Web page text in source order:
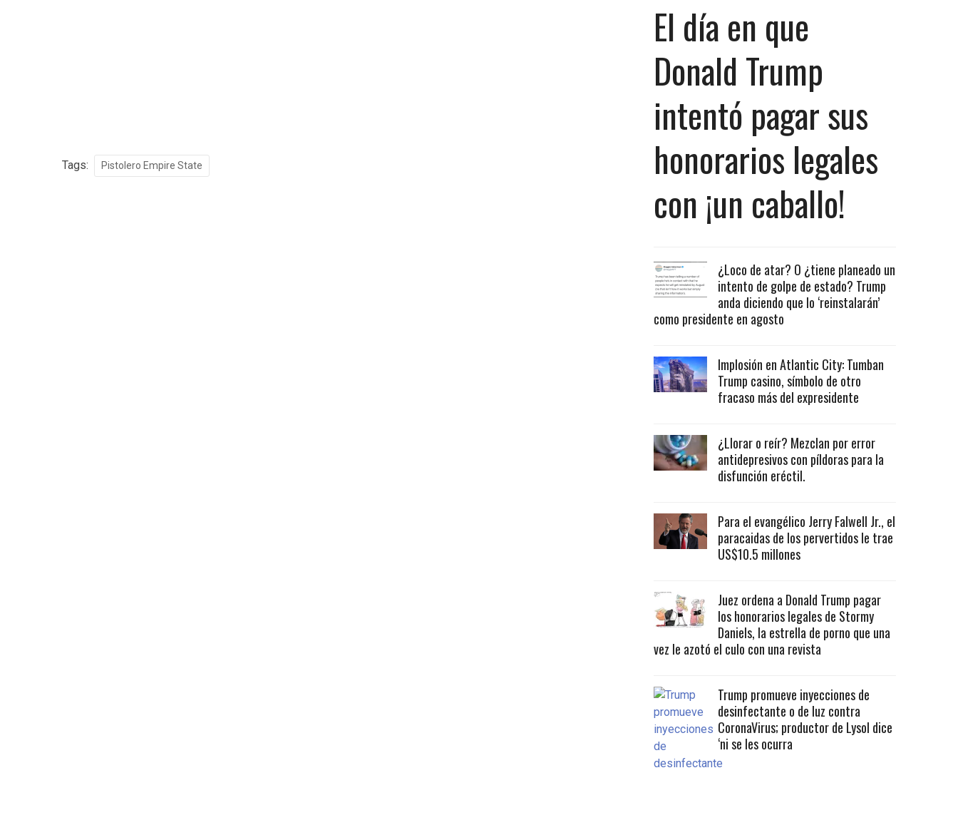
Tags: Pistolero Empire State
El día en que
Donald Trump
intentó pagar sus
honorarios legales
con ¡un caballo!
¿Loco de atar? O ¿tiene planeado un
intento de golpe de estado? Trump
anda diciendo que lo ‘reinstalarán’
como presidente en agosto
Implosión en Atlantic City: Tumban
Trump casino, símbolo de otro
fracaso más del expresidente
¿Llorar o reír? Mezclan por error
antidepresivos con píldoras para la
disfunción eréctil.
Para el evangélico Jerry Falwell Jr., el
paracaidas de los pervertidos le trae
US$10.5 millones
Juez ordena a Donald Trump pagar
los honorarios legales de Stormy
Daniels, la estrella de porno que una
vez le azotó el culo con una revista
Trump promueve inyecciones de
desinfectante o de luz contra
CoronaVirus; productor de Lysol dice
‘ni se les ocurra